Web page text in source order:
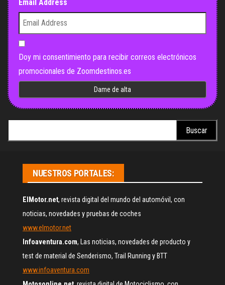
Email Address
Doy mi consentimiento para recibir correos electrónicos
promocionales de Zoomdestinos.es
NUESTROS PORTALES:
ElMotor.net, revista digital del mundo del automóvil, con
noticias, novedades y pruebas de coches
www.elmotor.net
Infoaventura.com, Las noticias, novedades de producto y
test de material de Senderismo, Trail Running y BTT
www.infoaventura.com